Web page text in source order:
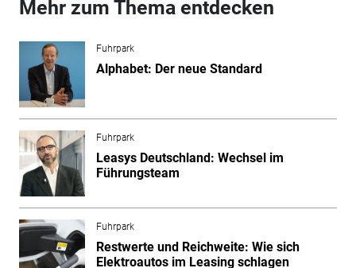
Mehr zum Thema entdecken
Fuhrpark
Alphabet: Der neue Standard
Fuhrpark
Leasys Deutschland: Wechsel im
Führungsteam
Fuhrpark
Restwerte und Reichweite: Wie sich
Elektroautos im Leasing schlagen